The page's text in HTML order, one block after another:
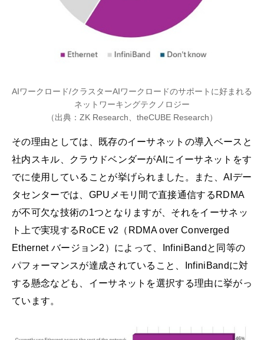
AIワークロード/クラスターAIワークロードのサポートに好まれる
ネットワーキングテクノロジー
（出典：ZK Research、theCUBE Research）
その理由としては、既存のイーサネットの導入ベースと
社内スキル、クラウドベンダーがAIにイーサネットをす
でに使用していることが挙げられました。また、AIデー
タセンターでは、GPUメモリ間で直接通信するRDMA
が不可欠な技術の1つとなりますが、それをイーサネッ
ト上で実現するRoCE v2（RDMA over Converged
Ethernet バージョン2）によって、InfiniBandと同等の
パフォーマンスが達成されていること、InfiniBandに対
する懸念なども、イーサネットを選択する理由に挙がっ
ています。